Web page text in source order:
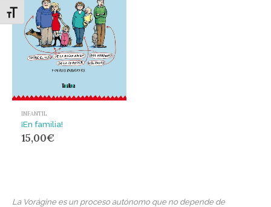
Alternar tamaño de letra
INFANTIL
¡En familia!
15,00€
La Vorágine es un proceso autónomo que no depende de